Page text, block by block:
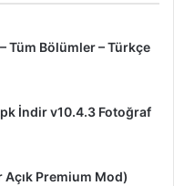
Tüm Bölümler – Türkçe
İndir v10.4.3 Fotoğraf
Premium Mod)